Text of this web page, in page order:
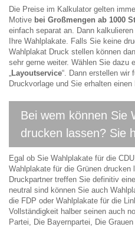
Die Preise im Kalkulator gelten
Motive bei Großmengen ab 1000
einfach separat an. Dann
Ihre Wahlplakate. Falls Sie keine
Wahlplakat Druck stellen können
sehr gerne weiter. Wählen Sie dazu
Layoutservice“. Dann erstellen wir
Druckvorlage und Sie erhalten einen
Bei wem können Sie
drucken lassen? Sie
Egal ob Sie Wahlplakate für die
Wahlplakate für die Grünen
Druckpartner treffen Sie definitiv
neutral sind können Sie auch
die FDP oder Wahlplakate für die
Vollständigkeit halber seinen auch
Partei, Die Bayernpartei, Die